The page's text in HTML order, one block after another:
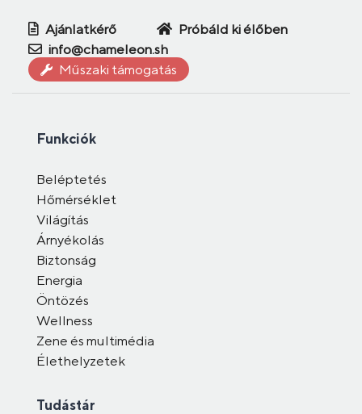
Ajánlatkérő
Próbáld ki élőben
info@chameleon.sh
Műszaki támogatás
Funkciók
Beléptetés
Hőmérséklet
Világítás
Árnyékolás
Biztonság
Energia
Öntözés
Wellness
Zene és multimédia
Élethelyzetek
Tudástár